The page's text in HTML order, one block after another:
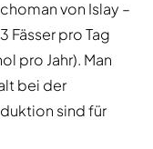
von Islay –
Fässer pro Tag
pro Jahr). Man
bei der
sind für